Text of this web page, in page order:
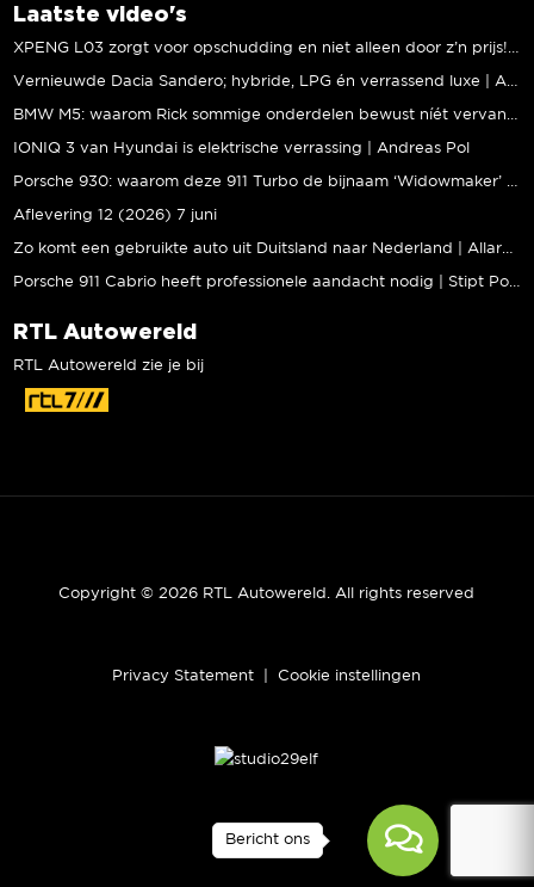
Bericht ons
Laatste video's
IONIQ 3 van Hyundai is elektrische verrassing | Andreas Pol
Aflevering 12 (2026) 7 juni
RTL Autowereld
RTL Autowereld zie je bij
Copyright © 2026 RTL Autowereld. All rights reserved
Privacy Statement Cookie instellingen